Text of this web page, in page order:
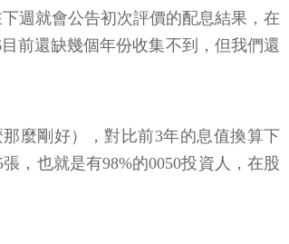
週就會公告初次評價的配息結果，在
前還缺幾個年份收集不到，但我們還
麼剛好），對比前3年的息值換算下
，也就是有98%的0050投資人，在股